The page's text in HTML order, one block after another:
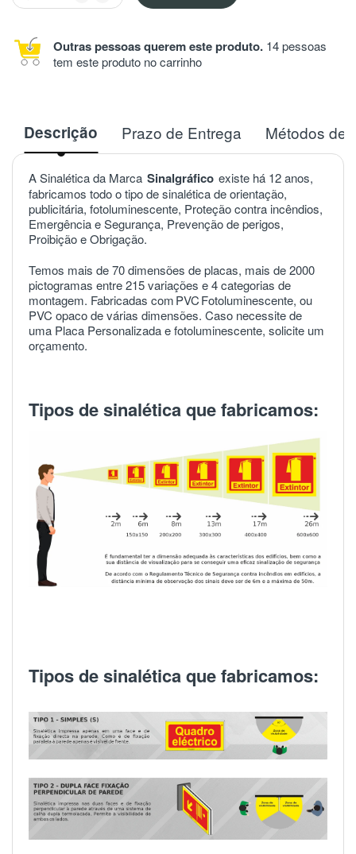
Outras pessoas querem este produto. 14 pessoas
tem este produto no carrinho
Descrição Prazo de Entrega Métodos de
A Sinalética da Marca Sinalgráfico existe há 12 anos,
fabricamos todo o tipo de sinalética de orientação,
publicitária, fotoluminescente, Proteção contra incêndios,
Emergência e Segurança, Prevenção de perigos,
Proibição e Obrigação.
Temos mais de 70 dimensões de placas, mais de 2000
pictogramas entre 215 variações e 4 categorias de
montagem. Fabricadas comPVCFotoluminescente, ou
PVC opaco de várias dimensões. Caso necessite de
uma Placa Personalizada e fotoluminescente, solicite um
orçamento.
Tipos de sinalética que fabricamos:
Tipos de sinalética que fabricamos: